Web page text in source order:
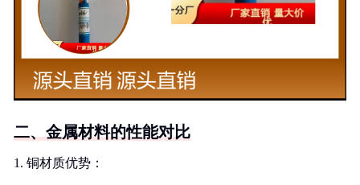
二、金属材料的性能对比
1. 铜材质优势：